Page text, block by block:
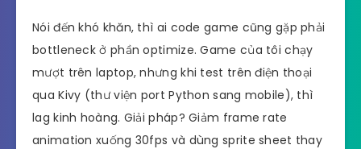
Nói đến khó khăn, thì ai code game cũng gặp phải
bottleneck ở phần optimize. Game của tôi chạy
mượt trên laptop, nhưng khi test trên điện thoại
qua Kivy (thư viện port Python sang mobile), thì
lag kinh hoàng. Giải pháp? Giảm frame rate
animation xuống 30fps và dùng sprite sheet thay